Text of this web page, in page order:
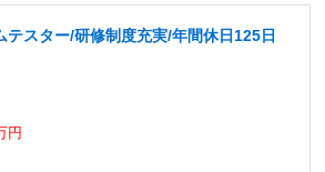
テスター/研修制度充実/年間休日125日
円